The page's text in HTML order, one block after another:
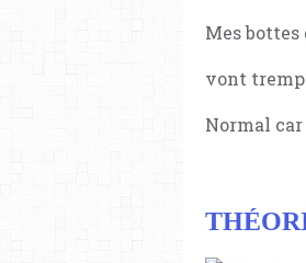
Mes
vont
Normal